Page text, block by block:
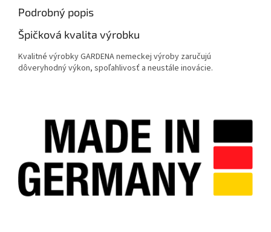
Podrobný popis
Špičková kvalita výrobku
Kvalitné výrobky GARDENA nemeckej výroby zaručujú
dôveryhodný výkon, spoľahlivosť a neustále inovácie.